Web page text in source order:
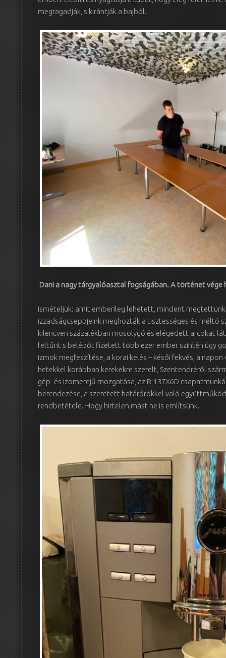
megragadják, s kirántják a bajból.
Dani a nagy tárgyalóasztal fogságában. A történet
Ismételjük: amit emberileg lehetett, mindent megtettünk
izzadságcseppjeink meghozták a tisztességes és méltó
kilencven százalékban mosolygó és elégedett arcokat
feltűnt s belépőt fizetett több ezer ember szintén úgy
izmok megfeszítése, a korai kelés – késői fekvés, a
hetekkel korábban kerekekre szerelt, Szentendréről
gép- és izomerejű mozgatása, az R-137X6D
berendezése, a szeretett határőrökkel való
rendbetétele. Hogy hirtelen mást ne is említsünk.